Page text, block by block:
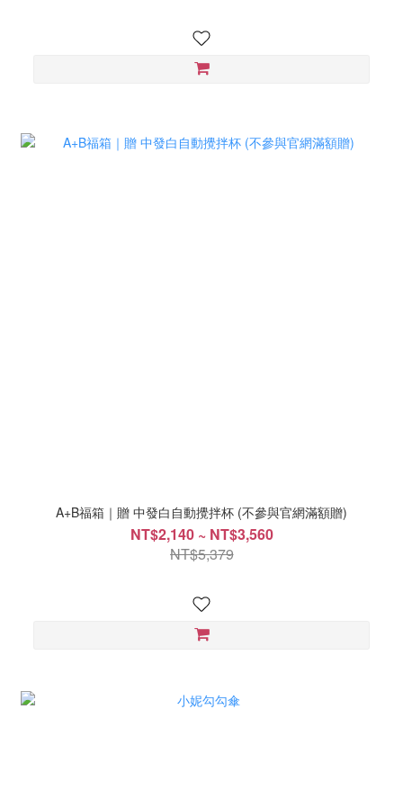
A+B福箱｜贈 中發白自動攪拌杯 (不參與官網滿額贈)
NT$2,140 ~ NT$3,560
NT$5,379